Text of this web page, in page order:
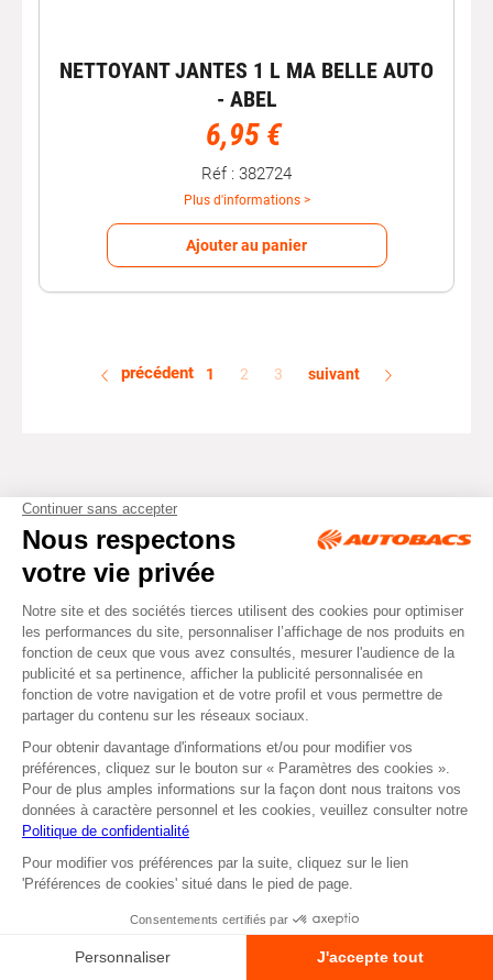
NETTOYANT JANTES 1 L MA BELLE AUTO
- ABEL
6,95 €
Réf : 382724
Plus d'informations >
Ajouter au panier
précédent 1 2 3 suivant
SERVICE
CLIENTS
Disponible
5 Jours / 7
LIVRAISON
48/72H
Jours ouvrés du
lundi au vendredi 9h à
17h30
RETRAIT
EN MAGASIN
disponible sous 2H
RENDEZ-VOUS
DEVIS EN LIGNE
prestation